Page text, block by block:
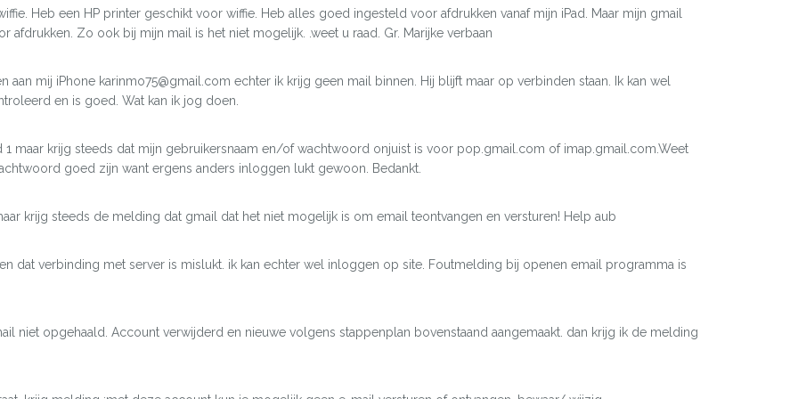
Heb een HP printer geschikt voor wiffie. Heb alles goed ingesteld voor afdrukken vanaf mijn iPad. Maar mijn gmail
afdrukken. Zo ook bij mijn mail is het niet mogelijk. .weet u raad. Gr. Marijke verbaan
mij iPhone karinmo75@gmail.com echter ik krijg geen mail binnen. Hij blijft maar op verbinden staan. Ik kan wel
en is goed. Wat kan ik jog doen.
maar krijg steeds dat mijn gebruikersnaam en/of wachtwoord onjuist is voor pop.gmail.com of imap.gmail.com.Weet
goed zijn want ergens anders inloggen lukt gewoon. Bedankt.
krijg steeds de melding dat gmail dat het niet mogelijk is om email teontvangen en versturen! Help aub
dat verbinding met server is mislukt. ik kan echter wel inloggen op site. Foutmelding bij openen email programma is
niet opgehaald. Account verwijderd en nieuwe volgens stappenplan bovenstaand aangemaakt. dan krijg ik de melding